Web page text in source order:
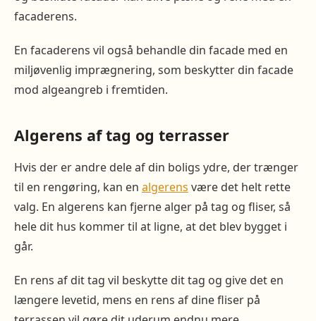
facaderens.
En facaderens vil også behandle din facade med en
miljøvenlig imprægnering, som beskytter din facade
mod algeangreb i fremtiden.
Algerens af tag og terrasser
Hvis der er andre dele af din boligs ydre, der trænger
til en rengøring, kan en algerens være det helt rette
valg. En algerens kan fjerne alger på tag og fliser, så
hele dit hus kommer til at ligne, at det blev bygget i
går.
En rens af dit tag vil beskytte dit tag og give det en
længere levetid, mens en rens af dine fliser på